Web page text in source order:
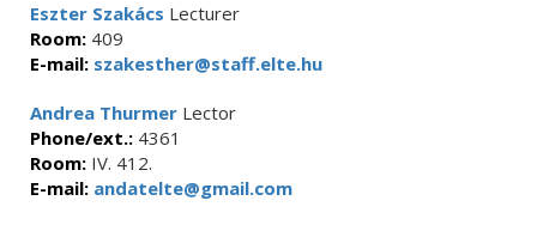
Eszter Szakács Lecturer
Room: 409
E-mail: szakesther@staff.elte.hu
Andrea Thurmer Lector
Phone/ext.: 4361
Room: IV. 412.
E-mail: andatelte@gmail.com